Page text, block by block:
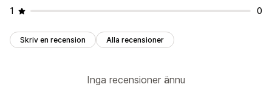
1
0
Skriv en recension Alla recensioner
Inga recensioner ännu